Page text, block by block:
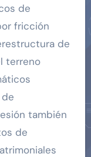
de
fricción
de
terreno
también
de